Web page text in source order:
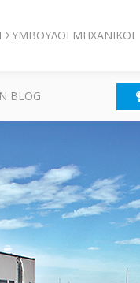
ΣΎΜΒΟΥΛΟΙ ΜΗΧΑΝΙΚΟΊ
BLOG